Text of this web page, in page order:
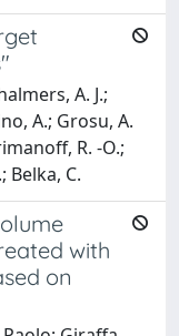
A. J.;
A.; Grosu, A.
R. -O.;
Belka, C.
with
on